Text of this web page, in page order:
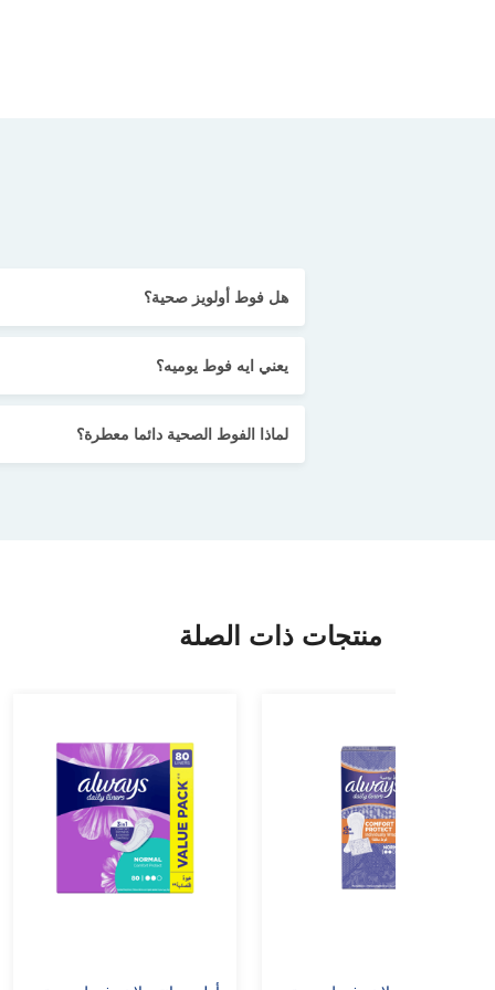
هل فوط أولويز صحية؟
يعني ايه فوط يوميه؟
لماذا الفوط الصحية دائما معطرة؟
منتجات ذات الصلة